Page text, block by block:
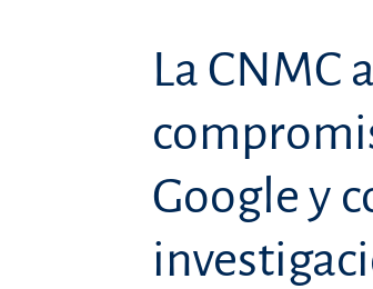
La CNMC
Google y